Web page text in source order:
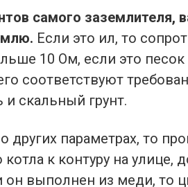
самого заземлителя,
Если это ил, то
10 Ом, если это песок
соответствуют
и скальный грунт.
других параметрах, то
котла к контуру на
он выполнен из меди, то